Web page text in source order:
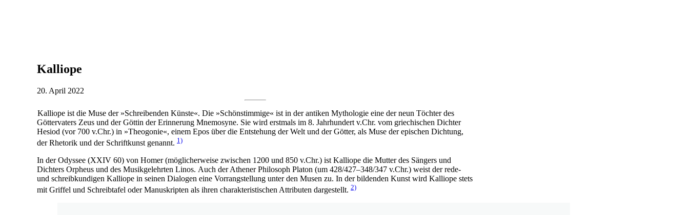
Kalliope
20. April 2022
Kalliope ist die Muse der »Schreibenden Künste«. Die »Schönstimmige« ist in der antiken Mythologie eine der neun Töchter des
Göttervaters Zeus und der Göttin der Erinnerung Mnemosyne. Sie wird erstmals im 8. Jahrhundert v.Chr. vom griechischen Dichter
Hesiod (vor 700 v.Chr.) in »Theogonie«, einem Epos über die Entstehung der Welt und der Götter, als Muse der epischen Dichtung,
der Rhetorik und der Schriftkunst genannt. 1)
In der Odyssee (XXIV 60) von Homer (möglicherweise zwischen 1200 und 850 v.Chr.) ist Kalliope die Mutter des Sängers und
Dichters Orpheus und des Musikgelehrten Linos. Auch der Athener Philosoph Platon (um 428/427–348/347 v.Chr.) weist der rede-
und schreibkundigen Kalliope in seinen Dialogen eine Vorrangstellung unter den Musen zu. In der bildenden Kunst wird Kalliope stets
mit Griffel und Schreibtafel oder Manuskripten als ihren charakteristischen Attributen dargestellt. 2)